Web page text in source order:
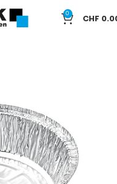
0 CHF